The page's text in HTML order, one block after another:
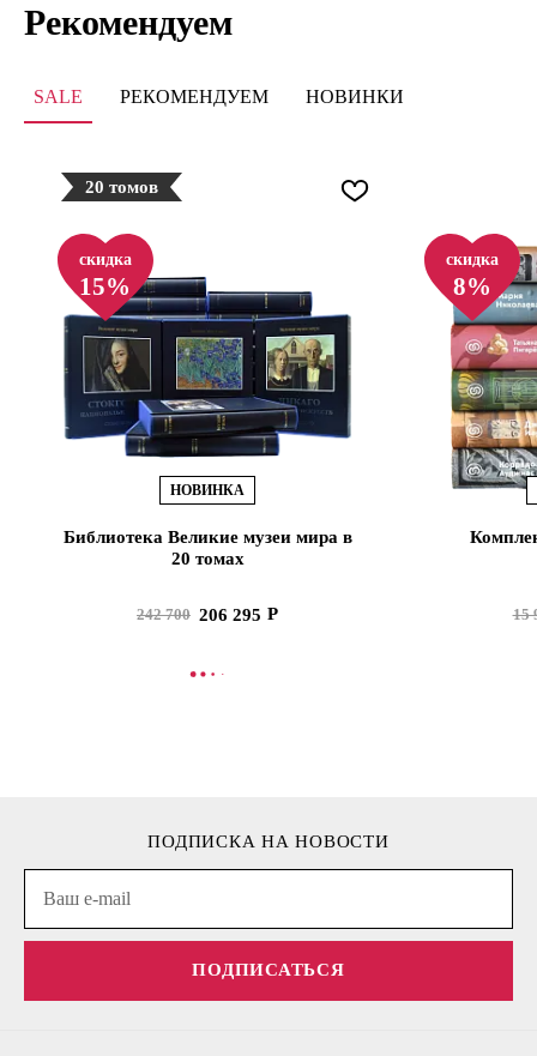
Рекомендуем
SALE РЕКОМЕНДУЕМ НОВИНКИ
20 томов
скидка
15%
НОВИНКА
Библиотека Великие музеи мира в
20 томах
242 700 206 295
В КОРЗИНУ
скидка
8%
15
ПОДПИСКА НА НОВОСТИ
ПОДПИСАТЬСЯ